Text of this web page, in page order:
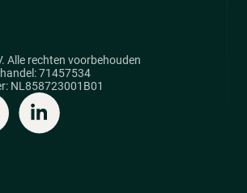
Alle rechten voorbehouden
71457534
NL858723001B01